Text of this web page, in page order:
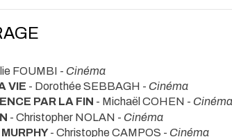
FOUMBI - Cinéma
VIE - Dorothée SEBBAGH - Cinéma
PAR LA FIN - Michaël COHEN - Cinéma
- Christopher NOLAN - Cinéma
- Christophe CAMPOS - Cinéma